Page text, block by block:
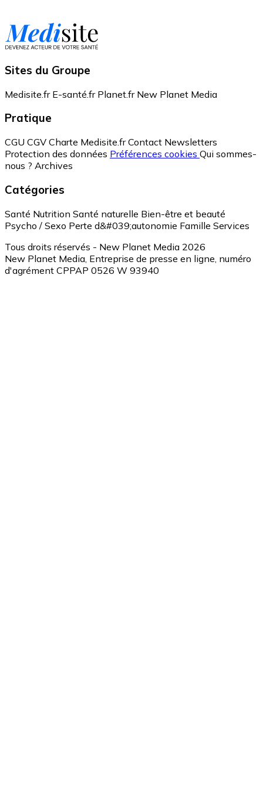
Sites du Groupe
Medisite.fr E-santé.fr Planet.fr New Planet Media
Pratique
CGU CGV Charte Medisite.fr Contact Newsletters
Protection des données Préférences cookies Qui sommes-
nous ? Archives
Catégories
Santé Nutrition Santé naturelle Bien-être et beauté
Psycho / Sexo Perte d&#039;autonomie Famille Services
Tous droits réservés - New Planet Media 2026
New Planet Media, Entreprise de presse en ligne, numéro
d'agrément CPPAP 0526 W 93940